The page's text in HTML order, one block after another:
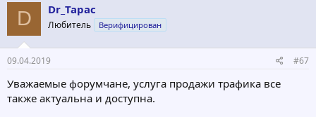
D Dr_Tapac
Любитель Верифицирован
09.04.2019 #67
Уважаемые форумчане, услуга продажи трафика все
также актуальна и доступна.